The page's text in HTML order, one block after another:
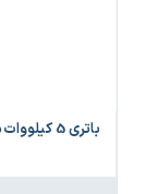
باتری 5 کیلووات ساعت Deye